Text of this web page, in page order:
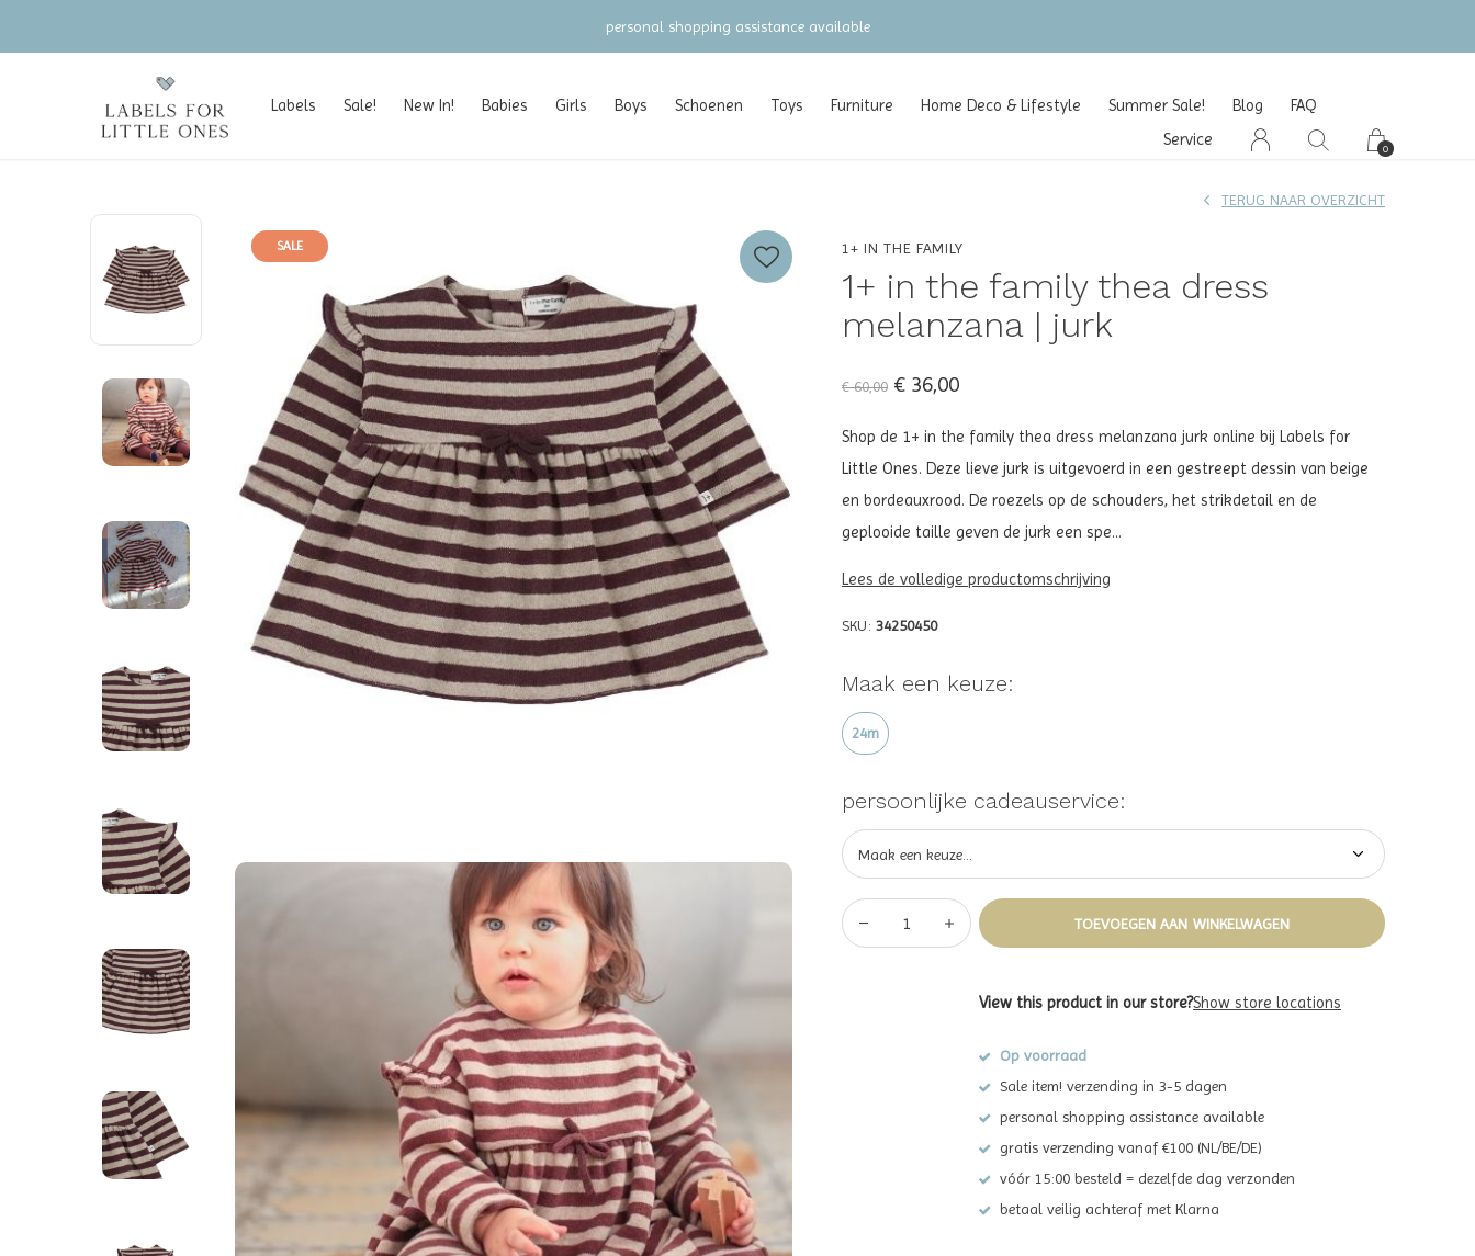
Labels Sale! New In! Babies Girls Boys Schoenen Toys Furniture Home Deco & Lifestyle Summer Sale! Blog
FAQ
Service
0
gratis verzending vanaf €100 (NL/BE/DE)
SALE 1+ IN THE FAMILY
1+ in the family thea dress
melanzana | jurk
TERUG NAAR OVERZICHT
€ 60,00 € 36,00
Shop de 1+ in the family thea dress melanzana jurk online bij Labels for
Little Ones. Deze lieve jurk is uitgevoerd in een gestreept dessin van beige
en bordeauxrood. De roezels op de schouders, het strikdetail en de
geplooide taille geven de jurk een spe...
Lees de volledige productomschrijving
SKU: 34250450
Maak een keuze:
24m
persoonlijke cadeauservice:
TOEVOEGEN AAN WINKELWAGEN
View this product in our store?Show store locations
Op voorraad
Sale item! verzending in 3-5 dagen
personal shopping assistance available
gratis verzending vanaf €100 (NL/BE/DE)
vóór 15:00 besteld = dezelfde dag verzonden
betaal veilig achteraf met Klarna